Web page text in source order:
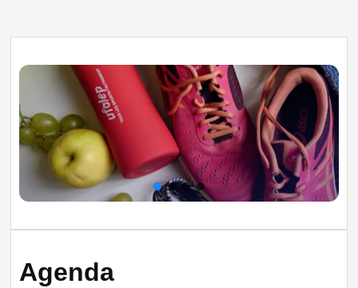
Agenda